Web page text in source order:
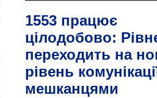
1553 працює
цілодобово:
переходить на
рівень
мешканцями